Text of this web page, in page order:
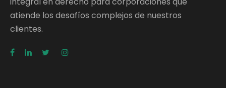
atiende los desafíos complejos de nuestros
clientes.